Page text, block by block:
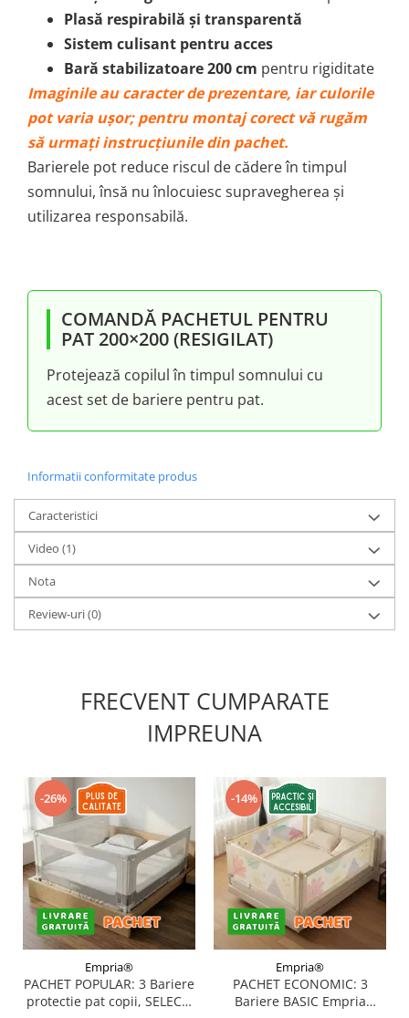
Plasă respirabilă și transparentă
Sistem culisant pentru acces
Bară stabilizatoare 200 cm pentru rigiditate
Imaginile au caracter de prezentare, iar culorile
pot varia ușor; pentru montaj corect vă rugăm
să urmați instrucțiunile din pachet.
Barierele pot reduce riscul de cădere în timpul
somnului, însă nu înlocuiesc supravegherea și
utilizarea responsabilă.
COMANDĂ PACHETUL PENTRU
PAT 200×200 (RESIGILAT)
Protejează copilul în timpul somnului cu
acest set de bariere pentru pat.
Informatii conformitate produs
Caracteristici
Video (1)
Nota
Review-uri(0)
FRECVENT CUMPARATE
IMPREUNA
-26%
Empria®
PACHET POPULAR: 3 Bariere
protectie pat copii, SELECT,
-14%
Empria®
PACHET ECONOMIC: 3
Bariere BASIC Empria